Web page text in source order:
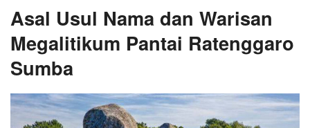
Asal Usul Nama dan Warisan
Megalitikum Pantai Ratenggaro
Sumba